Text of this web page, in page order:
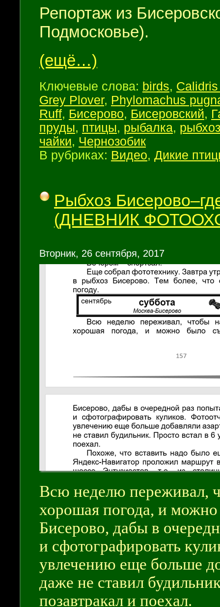
Репортаж из
Подмосковье).
(ещё…)
Ключевые слова: birds,
Grey Plover, Phylomachus
Ruff, Бисерово, Бисеровский,
пруды, птицы, рыбалка, рыбхоз
чайки, Чернозобик
В рубриках: Видео, Дикие
Рыбхоз
(ДНЕВНИК
Вторник, 26 сентября, 2017
Всю неделю переживал,
хорошая погода, и
Бисерово, дабы в
и сфотографировать
увлечению еще больше
даже не ставил
позавтракал и поехал.